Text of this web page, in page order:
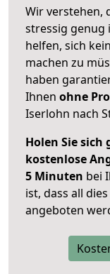
Wir verstehen,
stressig genug
helfen, sich
machen zu
haben
Ihnen ohne
Iserlohn nach
Holen Sie sich
kostenlose
5 Minuten bei
ist, dass all
angeboten